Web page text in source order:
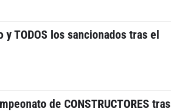
y TODOS los sancionados tras el
de CONSTRUCTORES tras